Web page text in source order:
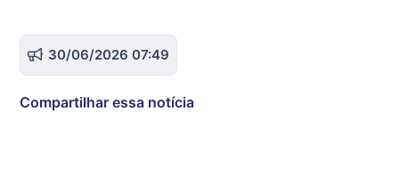
30/06/2026 07:49
Compartilhar essa notícia